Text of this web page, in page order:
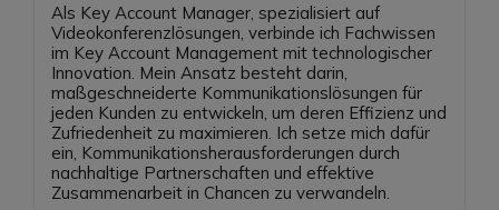
Als Key Account Manager, spezialisiert auf
Videokonferenzlösungen, verbinde ich Fachwissen
im Key Account Management mit technologischer
Innovation. Mein Ansatz besteht darin,
maßgeschneiderte Kommunikationslösungen für
jeden Kunden zu entwickeln, um deren Effizienz und
Zufriedenheit zu maximieren. Ich setze mich dafür
ein, Kommunikationsherausforderungen durch
nachhaltige Partnerschaften und effektive
Zusammenarbeit in Chancen zu verwandeln.